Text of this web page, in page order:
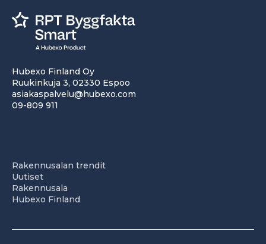
Hubexo Finland Oy
Ruukinkuja 3, 02330 Espoo
asiakaspalvelu@hubexo.com
09-809 911
Rakennusalan trendit
Uutiset
Rakennusala
Hubexo Finland